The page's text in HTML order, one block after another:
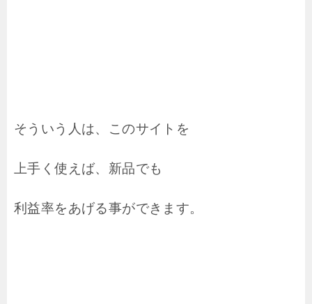
そういう人は、このサイトを
上手く使えば、新品でも
利益率をあげる事ができます。